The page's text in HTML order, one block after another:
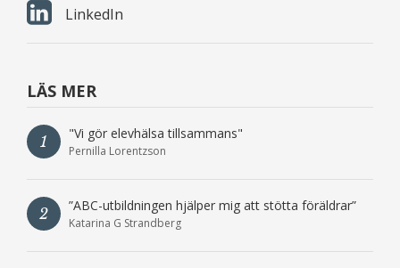
LinkedIn
LÄS MER
1 "Vi gör elevhälsa tillsammans"
Pernilla Lorentzson
2 ”ABC-utbildningen hjälper mig att stötta föräldrar”
Katarina G Strandberg